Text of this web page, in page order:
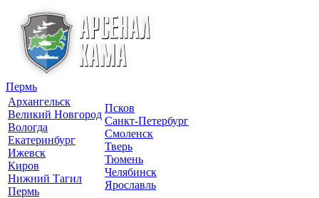
Пермь
Архангельск
Великий Новгород
Вологда
Екатеринбург
Ижевск
Киров
Нижний Тагил
Пермь
Псков
Санкт-Петербург
Смоленск
Тверь
Тюмень
Челябинск
Ярославль